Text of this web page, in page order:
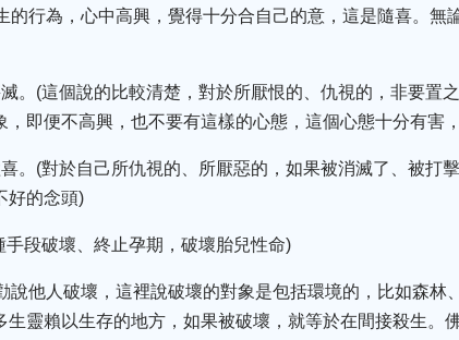
的行為，心中高興，覺得十分合自己的意，這是隨喜。無
。(這個說的比較清楚，對於所厭恨的、仇視的，非要置
，即便不高興，也不要有這樣的心態，這個心態十分有害
。(對於自己所仇視的、所厭惡的，如果被消滅了、被打
好的念頭)
手段破壞、終止孕期，破壞胎兒性命)
說他人破壞，這裡說破壞的對象是包括環境的，比如森林
靈賴以生存的地方，如果被破壞，就等於在間接殺生。